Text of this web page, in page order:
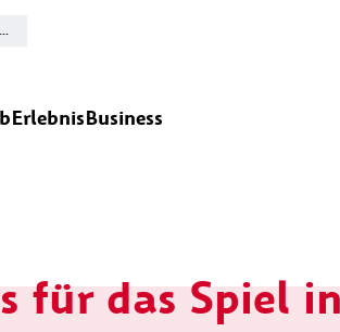
ErlebnisBusiness
für das Spiel